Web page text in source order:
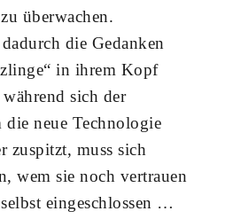
überwachen.
die Gedanken
in ihrem Kopf
sich der
neue Technologie
zuspitzt, muss sich
wem sie noch vertrauen
eingeschlossen …